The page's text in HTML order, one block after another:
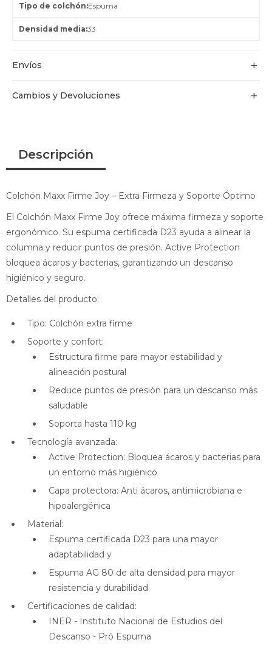
Tipo de colchón Espuma
Densidad media 33
Envíos
Cambios y Devoluciones
Descripción
Colchón Maxx Firme Joy – Extra Firmeza y Soporte Óptimo
El Colchón Maxx Firme Joy ofrece máxima firmeza y soporte
ergonómico. Su espuma certificada D23 ayuda a alinear la
columna y reducir puntos de presión. Active Protection
bloquea ácaros y bacterias, garantizando un descanso
higiénico y seguro.
Detalles del producto:
Tipo: Colchón extra firme
Soporte y confort:
Estructura firme para mayor estabilidad y
alineación postural
Reduce puntos de presión para un descanso más
saludable
Soporta hasta 110 kg
Tecnología avanzada:
Active Protection: Bloquea ácaros y bacterias para
un entorno más higiénico
Capa protectora: Anti ácaros, antimicrobiana e
hipoalergénica
Material:
Espuma certificada D23 para una mayor
adaptabilidad y
Espuma AG 80 de alta densidad para mayor
resistencia y durabilidad
Certificaciones de calidad:
INER - Instituto Nacional de Estudios del
Descanso - Pró Espuma